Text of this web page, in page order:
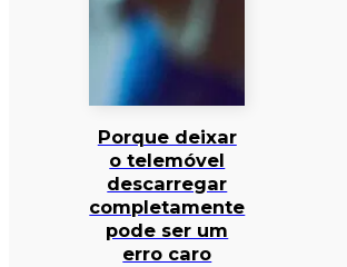
Porque deixar
o telemóvel
descarregar
completamente
pode ser um
erro caro